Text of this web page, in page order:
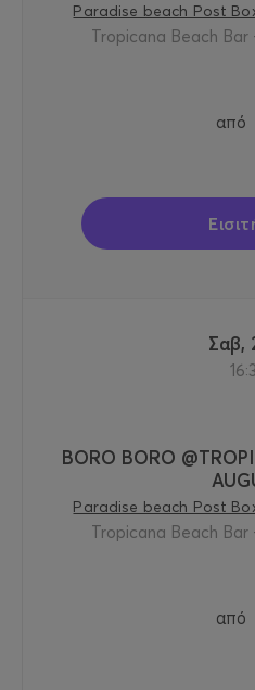
Paradise beach Post
Tropicana Beach Bar
από
BORO BORO
Paradise beach Post
Tropicana Beach Bar
από